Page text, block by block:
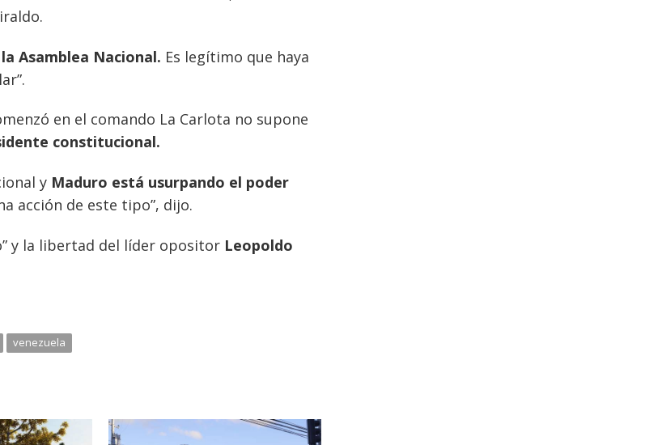
Asamblea Nacional. Es legítimo que haya
en el comando La Carlota no supone
constitucional.
y Maduro está usurpando el poder
acción de este tipo”, dijo.
y la libertad del líder opositor Leopoldo
venezuela